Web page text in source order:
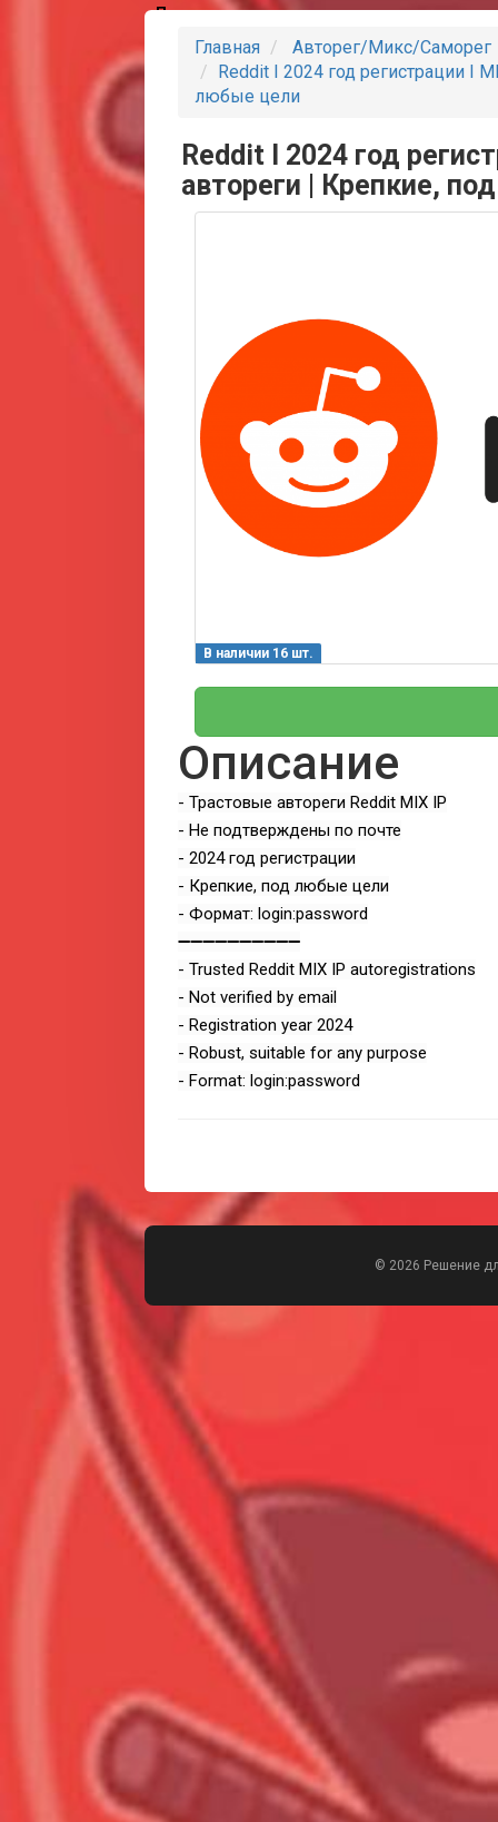
Партнеры
Главная
Авторег/Микс/Саморег
Reddit I 2024 год регистрации I
любые цели
Reddit I 2024 год
автореги | Крепкие,
В наличии 16 шт.
Описание
- Трастовые автореги Reddit MIX IP
- Не подтверждены по почте
- 2024 год регистрации
- Крепкие, под любые цели
- Формат: login:password
➖➖➖➖➖➖➖➖➖➖
- Trusted Reddit MIX IP autoregistrations
- Not verified by email
- Registration year 2024
- Robust, suitable for any purpose
- Format: login:password
© 2026 Решение
Всего позиций в корзине
Всего товара в корзине
Сумма к оплате (без